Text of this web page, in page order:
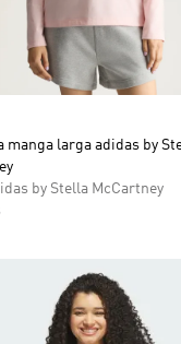
manga larga adidas by
by Stella McCartney
de deseos